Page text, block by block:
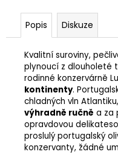
Popis Diskuze
Kvalitní suroviny,
plynoucí z dlouholeté
rodinné konzervárně
kontinenty.
chladných vln
výhradně ručně a za
opravdovou
proslulý portugalský
konzervanty, žádné
PEKOE
100G,
GORREANA
239
Kč